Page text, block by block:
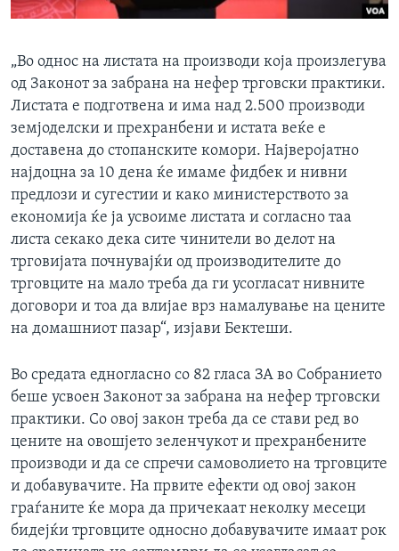
„Во однос на листата на производи која произлегува
од Законот за забрана на нефер трговски практики.
Листата е подготвена и има над 2.500 производи
земјоделски и прехранбени и истата веќе е
доставена до стопанските комори. Најверојатно
најдоцна за 10 дена ќе имаме фидбек и нивни
предлози и сугестии и како министерството за
економија ќе ја усвоиме листата и согласно таа
листа секако дека сите чинители во делот на
трговијата почнувајќи од производителите до
трговците на мало треба да ги усогласат нивните
договори и тоа да влијае врз намалување на цените
на домашниот пазар“, изјави Бектеши.
Во средата едногласно со 82 гласа ЗА во Собранието
беше усвоен Законот за забрана на нефер трговски
практики. Со овој закон треба да се стави ред во
цените на овошјето зеленчукот и прехранбените
производи и да се спречи самоволието на трговците
и добавувачите. На првите ефекти од овој закон
граѓаните ќе мора да причекаат неколку месеци
бидејќи трговците односно добавувачите имаат рок